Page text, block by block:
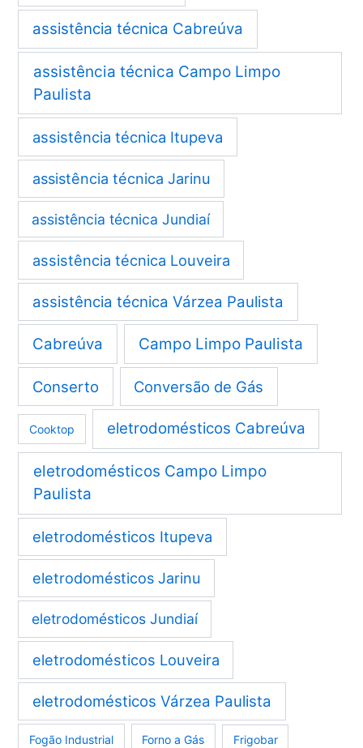
assistência técnica Cabreúva
assistência técnica Campo Limpo
Paulista
assistência técnica Itupeva
assistência técnica Jarinu
assistência técnica Jundiaí
assistência técnica Louveira
assistência técnica Várzea Paulista
Cabreúva Campo Limpo Paulista
Conserto Conversão de Gás
Cooktop eletrodomésticos Cabreúva
eletrodomésticos Campo Limpo
Paulista
eletrodomésticos Itupeva
eletrodomésticos Jarinu
eletrodomésticos Jundiaí
eletrodomésticos Louveira
eletrodomésticos Várzea Paulista
Fogão Industrial Forno a Gás Frigobar